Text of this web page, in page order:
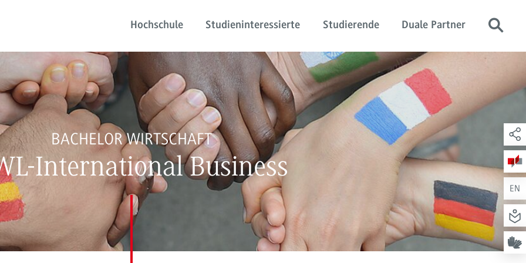
Hochschule Studieninteressierte Studierende Duale Partner
BACHELOR WIRTSCHAFT
International Business
EN